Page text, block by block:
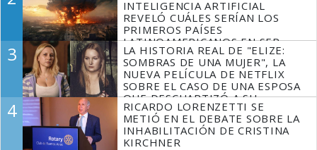
INTELIGENCIA ARTIFICIAL
REVELÓ CUÁLES SERÍAN LOS
PRIMEROS PAÍSES
LATINOAMERICANOS EN SER
DERROTADOS
3
LA HISTORIA REAL DE "ELIZE:
SOMBRAS DE UNA MUJER", LA
NUEVA PELÍCULA DE NETFLIX
SOBRE EL CASO DE UNA ESPOSA
QUE DESCUARTIZÓ A SU
MARIDO
4
RICARDO LORENZETTI SE
METIÓ EN EL DEBATE SOBRE LA
INHABILITACIÓN DE CRISTINA
KIRCHNER